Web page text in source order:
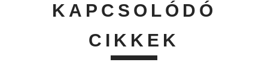
KAPCSOLÓDÓ
CIKKEK